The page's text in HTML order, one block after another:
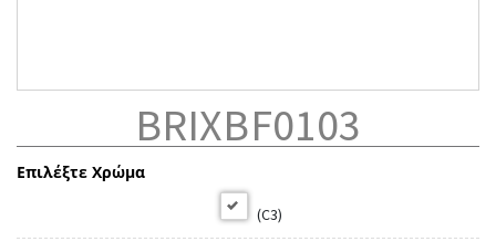
BRIXBF0103
Επιλέξτε Χρώμα
(C3)